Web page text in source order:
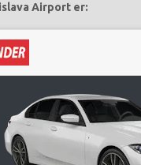
Airport er: